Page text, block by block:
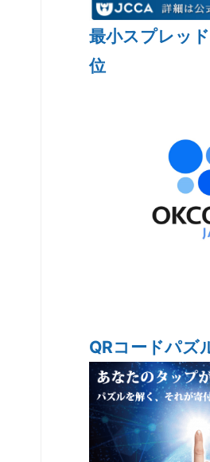
最小スプレッ
位
QRコードパズ